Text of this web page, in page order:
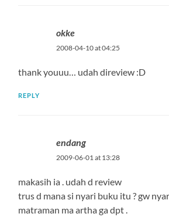
okke
2008-04-10 at 04:25
thank youuu… udah direview :D
REPLY
endang
2009-06-01 at 13:28
makasih ia . udah d review
trus d mana si nyari buku itu ? gw
matraman ma artha ga dpt .